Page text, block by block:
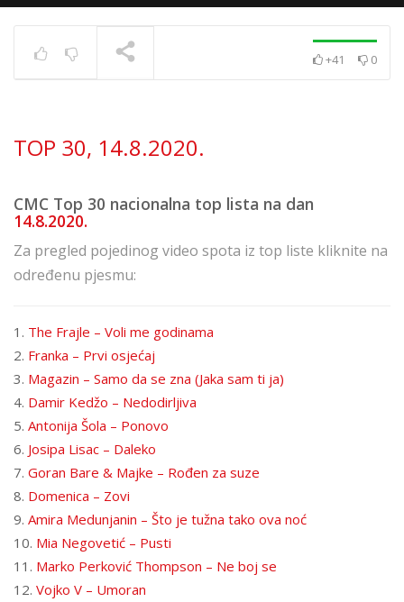
+41 0
TOP 30, 14.8.2020.
CMC Top 30 nacionalna top lista na dan
14.8.2020.
Za pregled pojedinog video spota iz top liste kliknite na
određenu pjesmu:
1. The Frajle – Voli me godinama
2. Franka – Prvi osjećaj
3. Magazin – Samo da se zna (Jaka sam ti ja)
4. Damir Kedžo – Nedodirljiva
5. Antonija Šola – Ponovo
6. Josipa Lisac – Daleko
7. Goran Bare & Majke – Rođen za suze
8. Domenica – Zovi
9. Amira Medunjanin – Što je tužna tako ova noć
10. Mia Negovetić – Pusti
11. Marko Perković Thompson – Ne boj se
12. Vojko V – Umoran